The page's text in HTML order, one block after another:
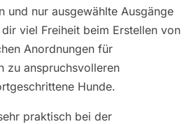
und nur ausgewählte Ausgänge
viel Freiheit beim Erstellen von
Anordnungen für
zu anspruchsvolleren
Hunde.
praktisch bei der